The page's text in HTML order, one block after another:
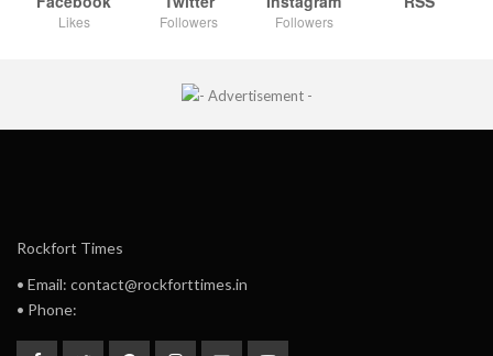
Likes Followers Followers
Rockfort Times
• Email: contact@rockforttimes.in
• Phone: